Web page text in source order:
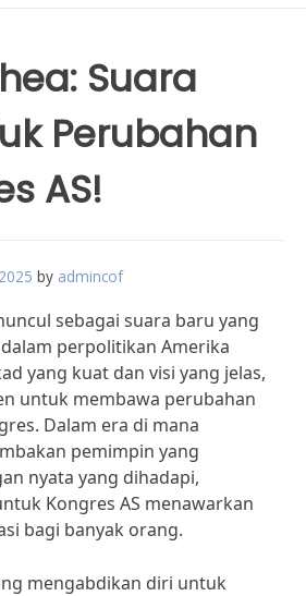
Suara
Perubahan
AS!
by admincof
sebagai suara baru yang
perpolitikan Amerika
yang kuat dan visi yang jelas,
untuk membawa perubahan
Dalam era di mana
pemimpin yang
nyata yang dihadapi,
Kongres AS menawarkan
bagi banyak orang.
mengabdikan diri untuk